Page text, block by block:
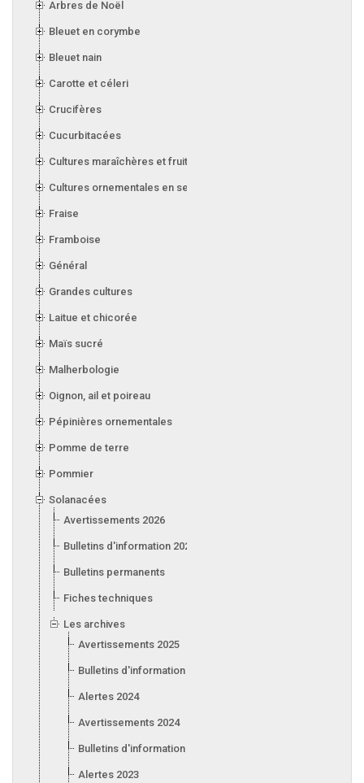
Arbres de Noël
Bleuet en corymbe
Bleuet nain
Carotte et céleri
Crucifères
Cucurbitacées
Cultures maraîchères et fruitières en serre
Cultures ornementales en serre
Fraise
Framboise
Général
Grandes cultures
Laitue et chicorée
Maïs sucré
Malherbologie
Oignon, ail et poireau
Pépinières ornementales
Pomme de terre
Pommier
Solanacées
Avertissements 2026
Bulletins d'information 2026
Bulletins permanents
Fiches techniques
Les archives
Avertissements 2025
Bulletins d'information 2025
Alertes 2024
Avertissements 2024
Bulletins d'information 2024
Alertes 2023